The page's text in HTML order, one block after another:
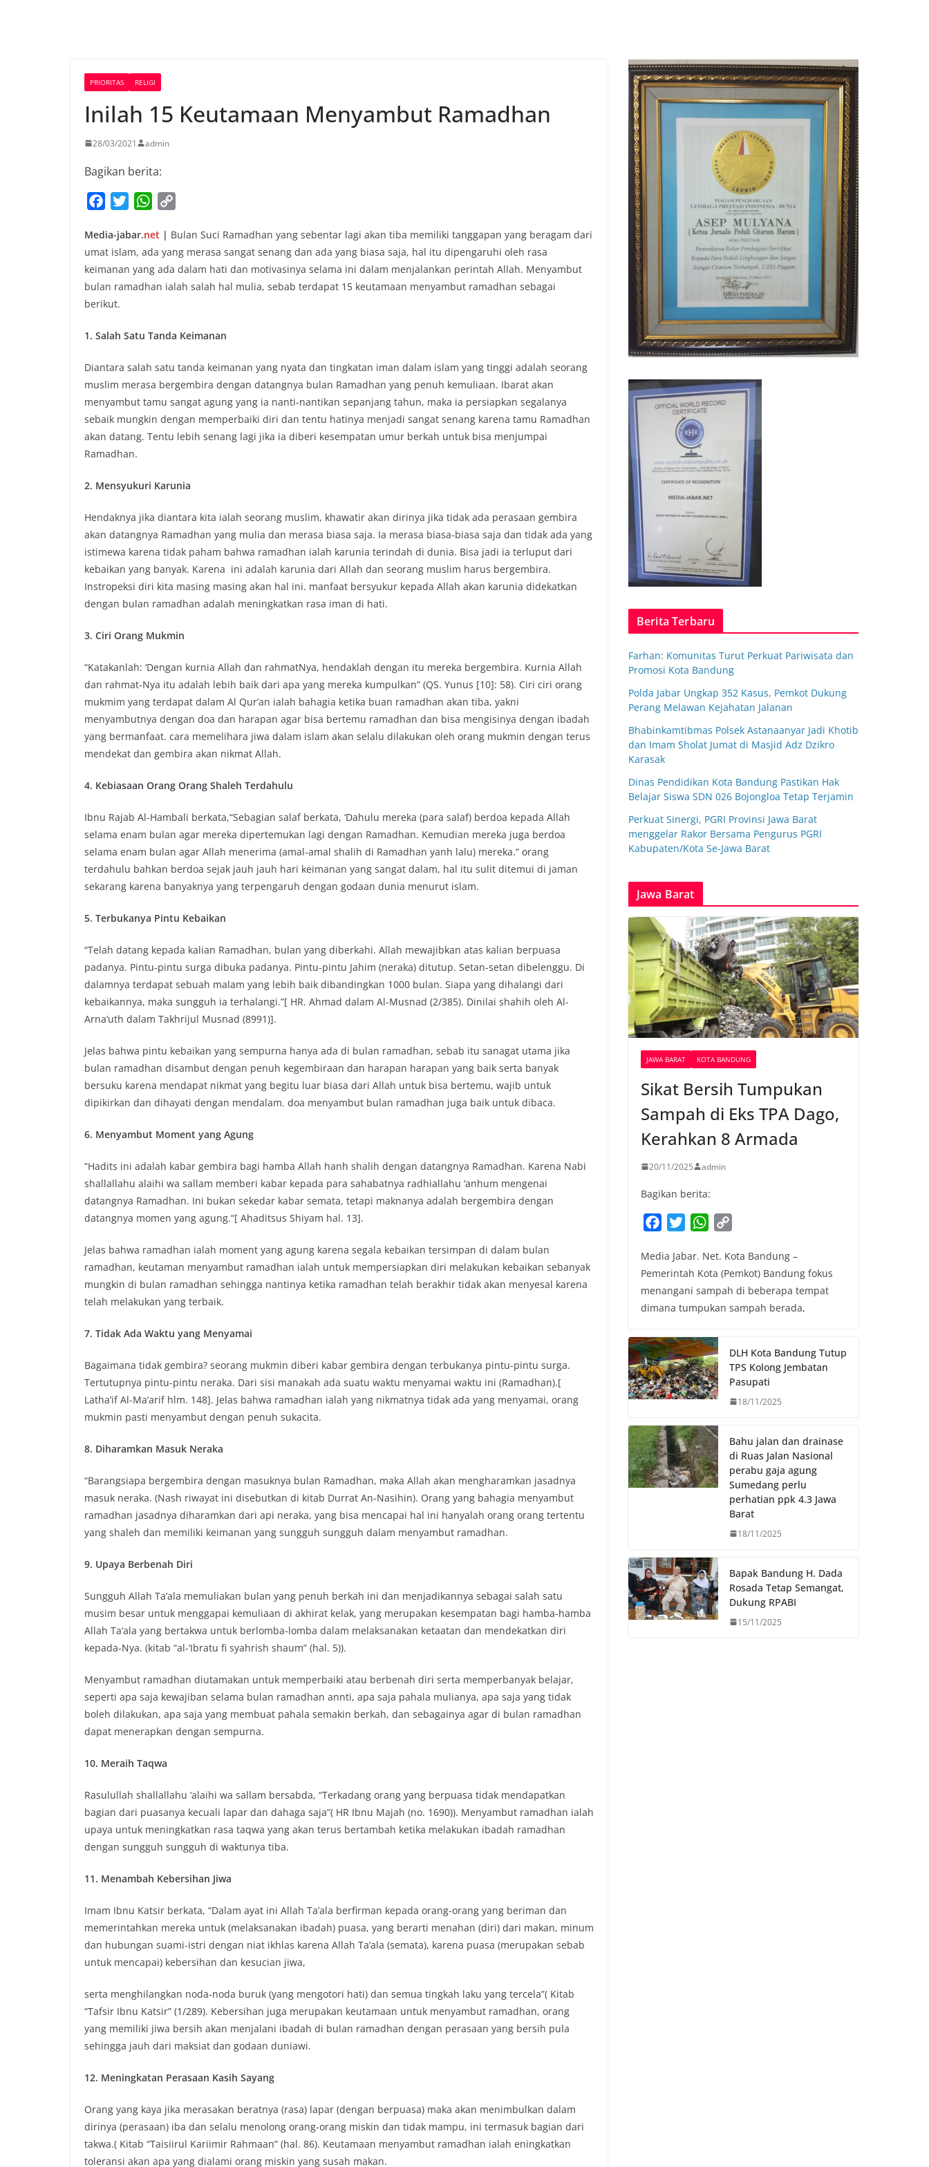
PRIORITAS RELIGI
Inilah 15 Keutamaan Menyambut Ramadhan
28/03/2021 admin
Bagikan berita:
c
e
b
o
o
i
t
t
e
W
a
t
s
A
p
y
L
i
Media-jabar.net | Bulan Suci Ramadhan yang sebentar lagi akan tiba memiliki tanggapan yang beragam dari
umat islam, ada yang merasa sangat senang dan ada yang biasa saja, hal itu dipengaruhi oleh rasa
keimanan yang ada dalam hati dan motivasinya selama ini dalam menjalankan perintah Allah. Menyambut
bulan ramadhan ialah salah hal mulia, sebab terdapat 15 keutamaan menyambut ramadhan sebagai
berikut.
1. Salah Satu Tanda Keimanan
Diantara salah satu tanda keimanan yang nyata dan tingkatan iman dalam islam yang tinggi adalah seorang
muslim merasa bergembira dengan datangnya bulan Ramadhan yang penuh kemuliaan. Ibarat akan
menyambut tamu sangat agung yang ia nanti-nantikan sepanjang tahun, maka ia persiapkan segalanya
sebaik mungkin dengan memperbaiki diri dan tentu hatinya menjadi sangat senang karena tamu Ramadhan
akan datang. Tentu lebih senang lagi jika ia diberi kesempatan umur berkah untuk bisa menjumpai
Ramadhan.
2. Mensyukuri Karunia
Hendaknya jika diantara kita ialah seorang muslim, khawatir akan dirinya jika tidak ada perasaan gembira
akan datangnya Ramadhan yang mulia dan merasa biasa saja. Ia merasa biasa-biasa saja dan tidak ada yang
istimewa karena tidak paham bahwa ramadhan ialah karunia terindah di dunia. Bisa jadi ia terluput dari
kebaikan yang banyak. Karena ini adalah karunia dari Allah dan seorang muslim harus bergembira.
Instropeksi diri kita masing masing akan hal ini. manfaat bersyukur kepada Allah akan karunia didekatkan
dengan bulan ramadhan adalah meningkatkan rasa iman di hati.
3. Ciri Orang Mukmin
“Katakanlah: ‘Dengan kurnia Allah dan rahmatNya, hendaklah dengan itu mereka bergembira. Kurnia Allah
dan rahmat-Nya itu adalah lebih baik dari apa yang mereka kumpulkan” (QS. Yunus [10]: 58). Ciri ciri orang
mukmim yang terdapat dalam Al Qur’an ialah bahagia ketika buan ramadhan akan tiba, yakni
menyambutnya dengan doa dan harapan agar bisa bertemu ramadhan dan bisa mengisinya dengan ibadah
yang bermanfaat. cara memelihara jiwa dalam islam akan selalu dilakukan oleh orang mukmin dengan terus
mendekat dan gembira akan nikmat Allah.
4. Kebiasaan Orang Orang Shaleh Terdahulu
Ibnu Rajab Al-Hambali berkata,“Sebagian salaf berkata, ‘Dahulu mereka (para salaf) berdoa kepada Allah
selama enam bulan agar mereka dipertemukan lagi dengan Ramadhan. Kemudian mereka juga berdoa
selama enam bulan agar Allah menerima (amal-amal shalih di Ramadhan yanh lalu) mereka.“ orang
terdahulu bahkan berdoa sejak jauh jauh hari keimanan yang sangat dalam, hal itu sulit ditemui di jaman
sekarang karena banyaknya yang terpengaruh dengan godaan dunia menurut islam.
5. Terbukanya Pintu Kebaikan
“Telah datang kepada kalian Ramadhan, bulan yang diberkahi. Allah mewajibkan atas kalian berpuasa
padanya. Pintu-pintu surga dibuka padanya. Pintu-pintu Jahim (neraka) ditutup. Setan-setan dibelenggu. Di
dalamnya terdapat sebuah malam yang lebih baik dibandingkan 1000 bulan. Siapa yang dihalangi dari
kebaikannya, maka sungguh ia terhalangi.”[ HR. Ahmad dalam Al-Musnad (2/385). Dinilai shahih oleh Al-
Arna’uth dalam Takhrijul Musnad (8991)].
Jelas bahwa pintu kebaikan yang sempurna hanya ada di bulan ramadhan, sebab itu sanagat utama jika
bulan ramadhan disambut dengan penuh kegembiraan dan harapan harapan yang baik serta banyak
bersuku karena mendapat nikmat yang begitu luar biasa dari Allah untuk bisa bertemu, wajib untuk
dipikirkan dan dihayati dengan mendalam. doa menyambut bulan ramadhan juga baik untuk dibaca.
6. Menyambut Moment yang Agung
“Hadits ini adalah kabar gembira bagi hamba Allah hanh shalih dengan datangnya Ramadhan. Karena Nabi
shallallahu alaihi wa sallam memberi kabar kepada para sahabatnya radhiallahu ‘anhum mengenai
datangnya Ramadhan. Ini bukan sekedar kabar semata, tetapi maknanya adalah bergembira dengan
datangnya momen yang agung.“[ Ahaditsus Shiyam hal. 13].
Jelas bahwa ramadhan ialah moment yang agung karena segala kebaikan tersimpan di dalam bulan
ramadhan, keutaman menyambut ramadhan ialah untuk mempersiapkan diri melakukan kebaikan sebanyak
mungkin di bulan ramadhan sehingga nantinya ketika ramadhan telah berakhir tidak akan menyesal karena
telah melakukan yang terbaik.
7. Tidak Ada Waktu yang Menyamai
Bagaimana tidak gembira? seorang mukmin diberi kabar gembira dengan terbukanya pintu-pintu surga.
Tertutupnya pintu-pintu neraka. Dari sisi manakah ada suatu waktu menyamai waktu ini (Ramadhan).[
Latha’if Al-Ma’arif hlm. 148]. Jelas bahwa ramadhan ialah yang nikmatnya tidak ada yang menyamai, orang
mukmin pasti menyambut dengan penuh sukacita.
8. Diharamkan Masuk Neraka
“Barangsiapa bergembira dengan masuknya bulan Ramadhan, maka Allah akan mengharamkan jasadnya
masuk neraka. (Nash riwayat ini disebutkan di kitab Durrat An-Nasihin). Orang yang bahagia menyambut
ramadhan jasadnya diharamkan dari api neraka, yang bisa mencapai hal ini hanyalah orang orang tertentu
yang shaleh dan memiliki keimanan yang sungguh sungguh dalam menyambut ramadhan.
9. Upaya Berbenah Diri
Sungguh Allah Ta’ala memuliakan bulan yang penuh berkah ini dan menjadikannya sebagai salah satu
musim besar untuk menggapai kemuliaan di akhirat kelak, yang merupakan kesempatan bagi hamba-hamba
Allah Ta’ala yang bertakwa untuk berlomba-lomba dalam melaksanakan ketaatan dan mendekatkan diri
kepada-Nya. (kitab “al-‘Ibratu fi syahrish shaum” (hal. 5)).
Menyambut ramadhan diutamakan untuk memperbaiki atau berbenah diri serta memperbanyak belajar,
seperti apa saja kewajiban selama bulan ramadhan annti, apa saja pahala mulianya, apa saja yang tidak
boleh dilakukan, apa saja yang membuat pahala semakin berkah, dan sebagainya agar di bulan ramadhan
dapat menerapkan dengan sempurna.
10. Meraih Taqwa
Rasulullah shallallahu ‘alaihi wa sallam bersabda, “Terkadang orang yang berpuasa tidak mendapatkan
bagian dari puasanya kecuali lapar dan dahaga saja”( HR Ibnu Majah (no. 1690)). Menyambut ramadhan ialah
upaya untuk meningkatkan rasa taqwa yang akan terus bertambah ketika melakukan ibadah ramadhan
dengan sungguh sungguh di waktunya tiba.
11. Menambah Kebersihan Jiwa
Imam Ibnu Katsir berkata, “Dalam ayat ini Allah Ta’ala berfirman kepada orang-orang yang beriman dan
memerintahkan mereka untuk (melaksanakan ibadah) puasa, yang berarti menahan (diri) dari makan, minum
dan hubungan suami-istri dengan niat ikhlas karena Allah Ta’ala (semata), karena puasa (merupakan sebab
untuk mencapai) kebersihan dan kesucian jiwa,
serta menghilangkan noda-noda buruk (yang mengotori hati) dan semua tingkah laku yang tercela”( Kitab
“Tafsir Ibnu Katsir” (1/289). Kebersihan juga merupakan keutamaan untuk menyambut ramadhan, orang
yang memiliki jiwa bersih akan menjalani ibadah di bulan ramadhan dengan perasaan yang bersih pula
sehingga jauh dari maksiat dan godaan duniawi.
12. Meningkatan Perasaan Kasih Sayang
Orang yang kaya jika merasakan beratnya (rasa) lapar (dengan berpuasa) maka akan menimbulkan dalam
dirinya (perasaan) iba dan selalu menolong orang-orang miskin dan tidak mampu, ini termasuk bagian dari
takwa.( Kitab “Taisiirul Kariimir Rahmaan” (hal. 86). Keutamaan menyambut ramadhan ialah eningkatkan
toleransi akan apa yang dialami orang miskin yang susah makan.
Berita Terbaru
Farhan: Komunitas Turut Perkuat Pariwisata dan
Promosi Kota Bandung
Polda Jabar Ungkap 352 Kasus, Pemkot Dukung
Perang Melawan Kejahatan Jalanan
Bhabinkamtibmas Polsek Astanaanyar Jadi Khotib
dan Imam Sholat Jumat di Masjid Adz Dzikro
Karasak
Dinas Pendidikan Kota Bandung Pastikan Hak
Belajar Siswa SDN 026 Bojongloa Tetap Terjamin
Perkuat Sinergi, PGRI Provinsi Jawa Barat
menggelar Rakor Bersama Pengurus PGRI
Kabupaten/Kota Se-Jawa Barat
Jawa Barat
JAWA BARAT KOTA BANDUNG
Sikat Bersih Tumpukan
Sampah di Eks TPA Dago,
Kerahkan 8 Armada
20/11/2025 admin
Bagikan berita:
c
e
b
o
k
i
t
t
e
W
a
t
s
A
p
p
y
L
i
k
Media Jabar. Net. Kota Bandung –
Pemerintah Kota (Pemkot) Bandung fokus
menangani sampah di beberapa tempat
dimana tumpukan sampah berada,
DLH Kota Bandung Tutup
TPS Kolong Jembatan
Pasupati
18/11/2025
Bahu jalan dan drainase
di Ruas Jalan Nasional
perabu gaja agung
Sumedang perlu
perhatian ppk 4.3 Jawa
Barat
18/11/2025
Bapak Bandung H. Dada
Rosada Tetap Semangat,
Dukung RPABI
15/11/2025